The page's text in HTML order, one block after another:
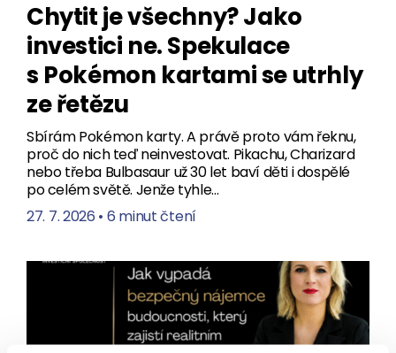
Chytit je všechny? Jako
investici ne. Spekulace
s Pokémon kartami se utrhly
ze řetězu
Sbírám Pokémon karty. A právě proto vám řeknu,
proč do nich teď neinvestovat. Pikachu, Charizard
nebo třeba Bulbasaur už 30 let baví děti i dospělé
po celém světě. Jenže tyhle…
27. 7. 2026 • 6 minut čtení